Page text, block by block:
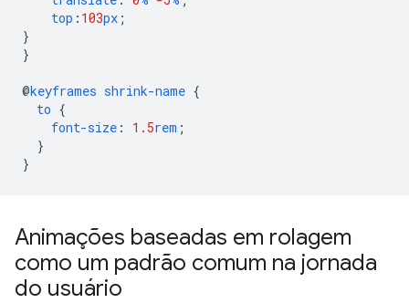
top : 103px ;
}
}
@keyframes shrink-name {
to {
font-size : 1.5rem ;
}
}
Animações baseadas em rolagem
como um padrão comum na jornada
do usuário